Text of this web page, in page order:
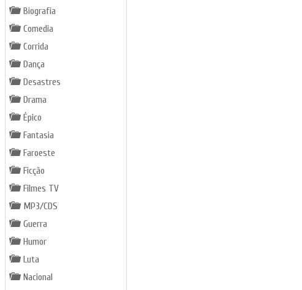
Biografia
Comedia
Corrida
Dança
Desastres
Drama
Épico
Fantasia
Faroeste
Ficção
Filmes TV
MP3/CDS
Guerra
Humor
Luta
Nacional